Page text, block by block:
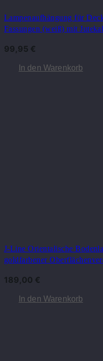
Lampenaufhängung für
Fassungen (weiß) mit
99,95 €
In den Warenkorb
J-Line Orientalische
goldfarbener
189,00 €
In den Warenkorb